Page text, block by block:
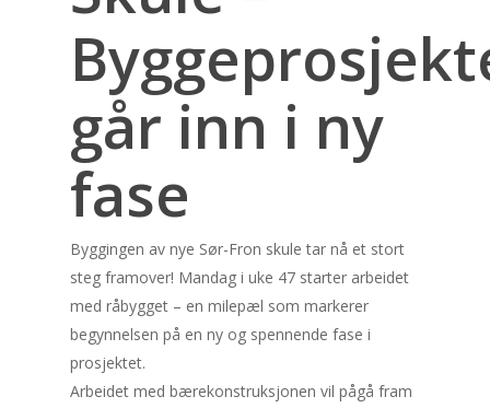
går inn i ny
fase
Byggingen av nye Sør-Fron skule tar nå et stort
steg framover! Mandag i uke 47 starter arbeidet
med råbygget – en milepæl som markerer
begynnelsen på en ny og spennende fase i
prosjektet.
Arbeidet med bærekonstruksjonen vil pågå fram